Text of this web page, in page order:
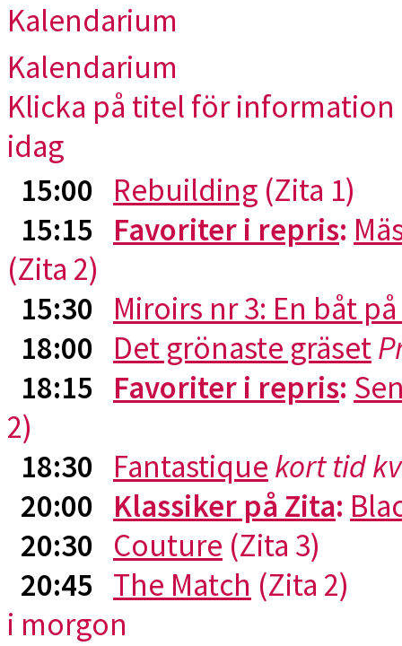
Kalendarium
Kalendarium
Klicka på titel för
idag
15:00 Rebuilding (Zita 1)
15:15 Favoriter i repris:
(Zita 2)
15:30 Miroirs nr 3: En båt
18:00 Det grönaste gräset
18:15 Favoriter i repris:
2)
18:30 Fantastique kort tid
20:00 Klassiker på Zita:
20:30 Couture (Zita 3)
20:45 The Match (Zita 2)
i morgon